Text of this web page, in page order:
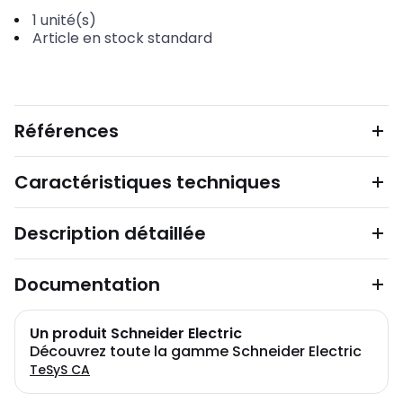
1 unité(s)
Article en stock standard
Références
Caractéristiques techniques
Description détaillée
Documentation
Un produit Schneider Electric
Découvrez toute la gamme Schneider Electric
TeSyS CA